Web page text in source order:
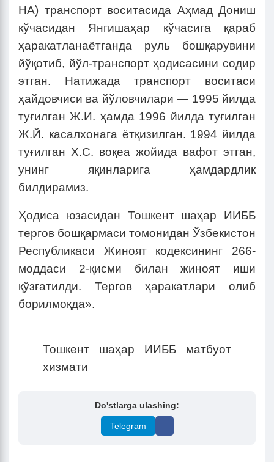
HA) транспорт воситасида Аҳмад Дониш
кўчасидан Янгишаҳар кўчасига қараб
ҳаракатланаётганда руль бошқарувини
йўқотиб, йўл-транспорт ҳодисасини содир
этган. Натижада транспорт воситаси
ҳайдовчиси ва йўловчилари — 1995 йилда
туғилган Ж.И. ҳамда 1996 йилда туғилган
Ж.Й. касалхонага ётқизилган. 1994 йилда
туғилган Х.С. воқеа жойида вафот этган,
унинг яқинларига ҳамдардлик
билдирамиз.
Ҳодиса юзасидан Тошкент шаҳар ИИББ
тергов бошқармаси томонидан Ўзбекистон
Республикаси Жиноят кодексининг 266-
моддаси 2-қисми билан жиноят иши
қўзғатилди. Тергов ҳаракатлари олиб
борилмоқда».
Тошкент шаҳар ИИББ матбуот
хизмати
Do'stlarga ulashing:
Telegram